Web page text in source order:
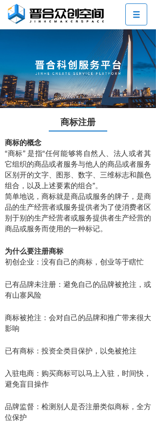
商标注册
商标的概念
“商标” 是指“任何能够将自然人、法人或者其
它组织的商品或者服务与他人的商品或者服务
区别开的文字、图形、数字、三维标志和颜色
组合，以及上述要素的组合”。
简单地说，商标就是商品或服务的牌子，是商
品的生产经营者或服务提供者为了使消费者区
别于别的生产经营者或服务提供者生产经营的
商品或服务而使用的一种标记。
为什么要注册商标
初创企业：没有自己的商标，创业等于瞎忙
已有品牌未注册：避免自己的品牌被抢注，或
有山寨风险
商标被抢注：会对自己的品牌和推广带来很大
影响
已有商标：投资全类目保护，以免被抢注
入驻电商：购买商标可以马上入驻，时间快，
避免盲目操作
品牌监督：检测别人是否注册类似商标，全方
位保护